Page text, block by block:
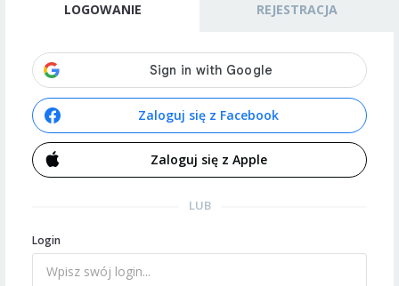
LOGOWANIE REJESTRACJA
Zaloguj się z Facebook
Zaloguj się z Apple
LUB
Login